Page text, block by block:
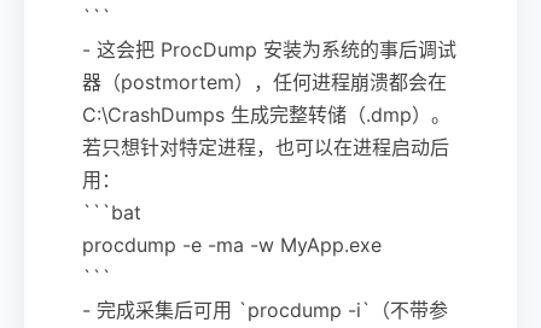
```
- 这会把 ProcDump 安装为系统的事后调试
器（postmortem），任何进程崩溃都会在
C:\CrashDumps 生成完整转储（.dmp）。
若只想针对特定进程，也可以在进程启动后
用：
```bat
procdump -e -ma -w MyApp.exe
```
- 完成采集后可用 `procdump -i`（不带参